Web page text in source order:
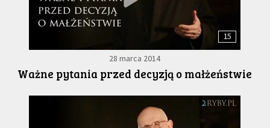
15
28 marca 2014
Ważne pytania przed decyzją o małżeństwie